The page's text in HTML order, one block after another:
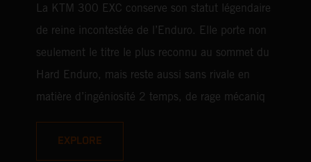
La KTM 300 EXC conserve son statut légendaire
de reine incontestée de l’Enduro. Elle porte non
seulement le titre le plus reconnu au sommet du
Hard Enduro, mais reste aussi sans rivale en
matière d’ingéniosité 2 temps, de rage mécaniq
EXPLORE